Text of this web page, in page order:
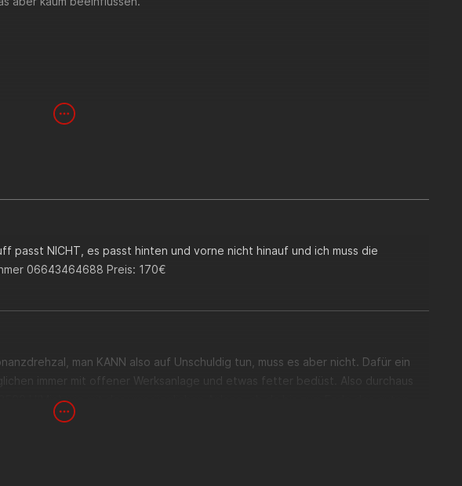
passt NICHT, es passt hinten und vorne nicht hinauf und ich muss die
06643464688 Preis: 170€
man KANN also auf Unschuldig tun, muss es aber nicht. Dafür ein
immer mit offener Werksanlage und etwas fetter bedüst. Also durchaus
U/Min) wie mit der ursprünglichen Anlage, ab da bis zum Ende des guten
Mode", macht n breites grinsen unterm Helm und ganz doll verdutzte